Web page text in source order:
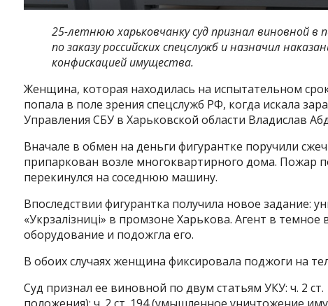
25-летнюю харьковчанку суд признал виновной в
по заказу российских спецслужб и назначил
конфискацией имущества.
Женщина, которая находилась на испытательном
попала в поле зрения спецслужб РФ, когда искала
Управления СБУ в Харьковской области Владислав
Вначале в обмен на деньги фигурантке поручили
припаркован возле многоквартирного дома. Пожар
перекинулся на соседнюю машину.
Впоследствии фигурантка получила новое задание:
«Укрзалізниці» в промзоне Харькова. Агент в
оборудование и подожгла его.
В обоих случаях женщина фиксировала поджоги на
Суд признал ее виновной по двум статьям УКУ: ч. 2
положения); ч. 2 ст. 194 (умышленное уничтожение